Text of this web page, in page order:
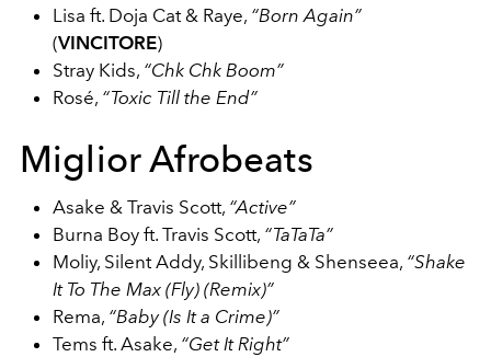
Lisa ft. Doja Cat & Raye, “Born Again”
(VINCITORE)
Stray Kids, “Chk Chk Boom”
Rosé, “Toxic Till the End”
Miglior Afrobeats
Asake & Travis Scott, “Active”
Burna Boy ft. Travis Scott, “TaTaTa”
Moliy, Silent Addy, Skillibeng & Shenseea, “Shake
It To The Max (Fly) (Remix)”
Rema, “Baby (Is It a Crime)”
Tems ft. Asake, “Get It Right”